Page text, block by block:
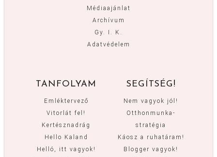
Médiaajánlat
Archívum
Gy. I. K.
Adatvédelem
TANFOLYAM
Emléktervező
Vitorlát fel!
Kertésznadrág
Hello Kaland
Helló, itt vagyok!
SEGÍTSÉG!
Nem vagyok jól!
Otthonmunka-
stratégia
Káosz a ruhatáram!
Blogger vagyok!